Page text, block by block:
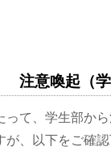
注意喚起（
て、学生部か
、以下をご確